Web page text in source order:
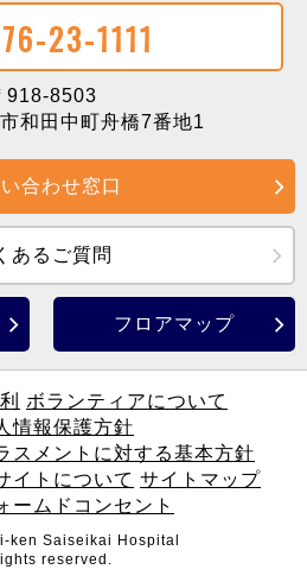
23-1111
918-8503
和田中町舟橋7番地1
合わせ窓口
あるご質問
フロアマップ
ボランティアについて
情報保護方針
スメントに対する基本方針
イトについて サイトマップ
ームドコンセント
ken Saiseikai Hospital
reserved.